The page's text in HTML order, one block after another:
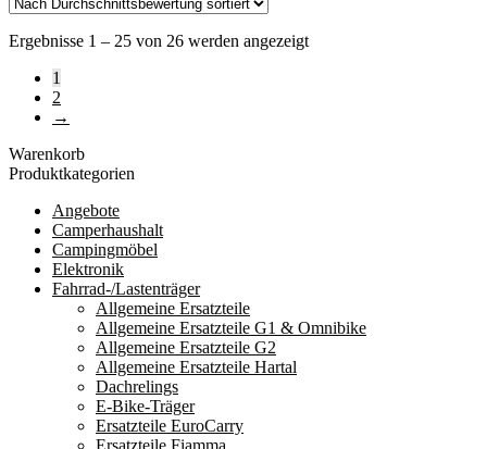
Ergebnisse 1 – 25 von 26 werden angezeigtNach
1
2
→
Warenkorb
Produktkategorien
Angebote
Camperhaushalt
Campingmöbel
Elektronik
Fahrrad-/Lastenträger
Allgemeine Ersatzteile
Allgemeine Ersatzteile G1 & Omnibike
Allgemeine Ersatzteile G2
Allgemeine Ersatzteile Hartal
Dachrelings
E-Bike-Träger
Ersatzteile EuroCarry